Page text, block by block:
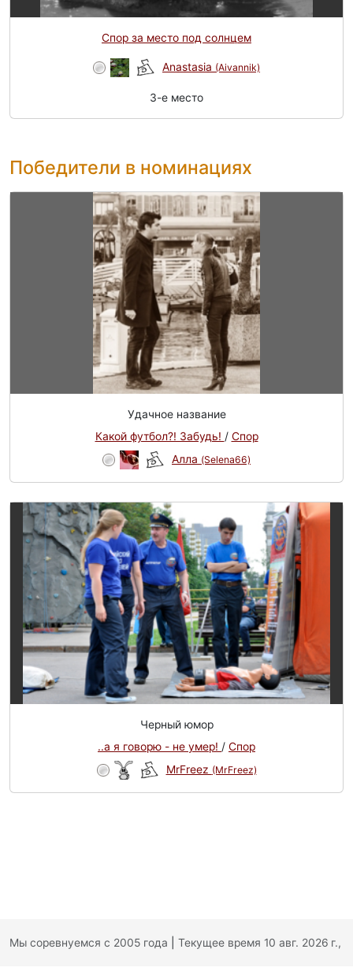
Спор за место под солнцем
Anastasia (Aivannik)
3-e место
Победители в номинациях
Удачное название
Какой футбол?! Забудь! / Спор
Алла (Selena66)
Черный юмор
..а я говорю - не умер! / Спор
MrFreez (MrFreez)
Мы соревнуемся с 2005 года Текущее время 10 авг. 2026 г.,